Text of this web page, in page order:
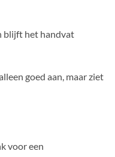
blijft het handvat
goed aan, maar ziet
voor een